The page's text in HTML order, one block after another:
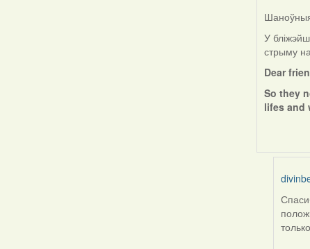
У
стрыму
Dear
So they
lifes and
In
reply
to